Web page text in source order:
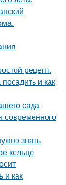
рецепт.
и как
сада
современного
знать
кольцо
и как